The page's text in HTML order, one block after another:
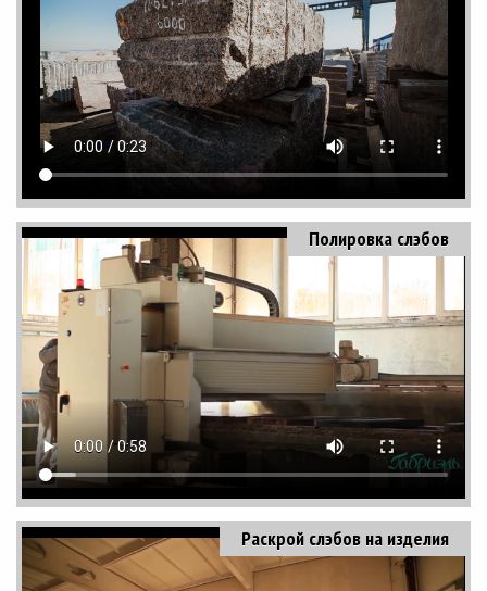
Полировка слэбов
Раскрой слэбов на изделия